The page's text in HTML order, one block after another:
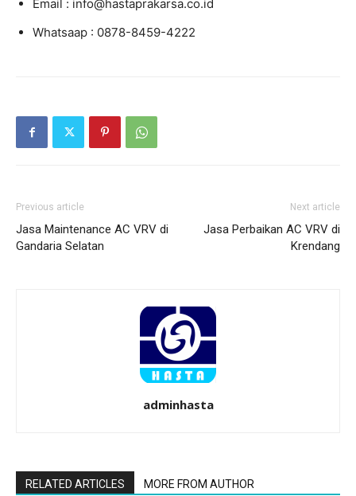
Email : info@hastaprakarsa.co.id
Whatsaap : 0878-8459-4222
Previous article
Jasa Maintenance AC VRV di
Gandaria Selatan
Next article
Jasa Perbaikan AC VRV di
Krendang
adminhasta
RELATED ARTICLES MORE FROM AUTHOR